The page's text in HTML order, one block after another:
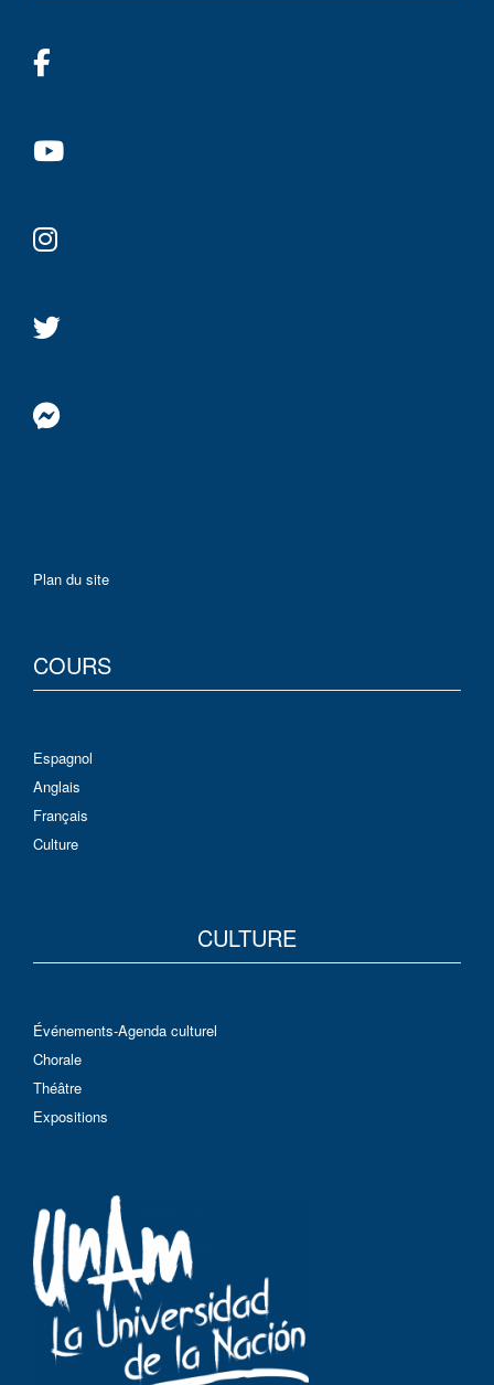
Plan du site
COURS
Espagnol
Anglais
Français
Culture
CULTURE
Événements-Agenda culturel
Chorale
Théâtre
Expositions